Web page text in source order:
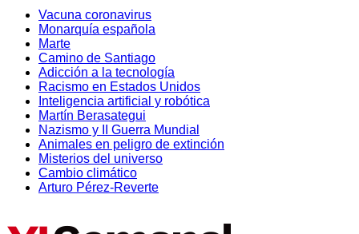
Vacuna coronavirus
Monarquía española
Marte
Camino de Santiago
Adicción a la tecnología
Racismo en Estados Unidos
Inteligencia artificial y robótica
Martín Berasategui
Nazismo y II Guerra Mundial
Animales en peligro de extinción
Misterios del universo
Cambio climático
Arturo Pérez-Reverte